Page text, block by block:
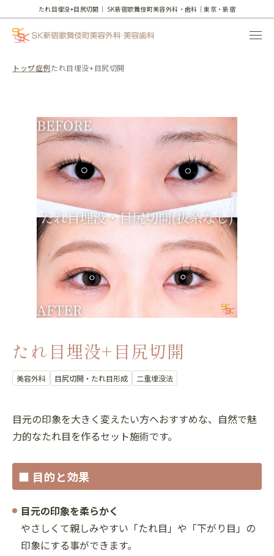
たれ目埋没+目尻切開｜ SK新宿歌舞伎町美容外科・歯科｜東京・新宿
トップ症例たれ目埋没+目尻切開
たれ目埋没+目尻切開
美容外科 目尻切開・たれ目形成 二重埋没法
目元の印象を大きく変えたい方へおすすめな、自然で魅
力的なたれ目を作るセット施術です。
■ 目的と効果
目元の印象を柔らかく
やさしくて親しみやすい「たれ目」や「下がり目」の
印象にする事ができます。